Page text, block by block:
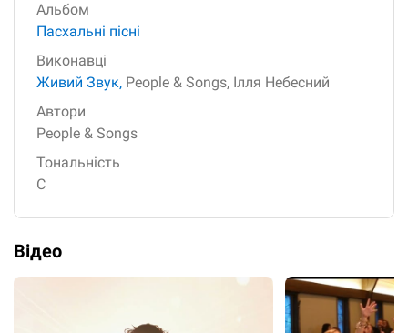
Альбом
Пасхальні пісні
Виконавці
Живий Звук, People & Songs, Ілля Небесний
Автори
People & Songs
Тональність
C
Відео